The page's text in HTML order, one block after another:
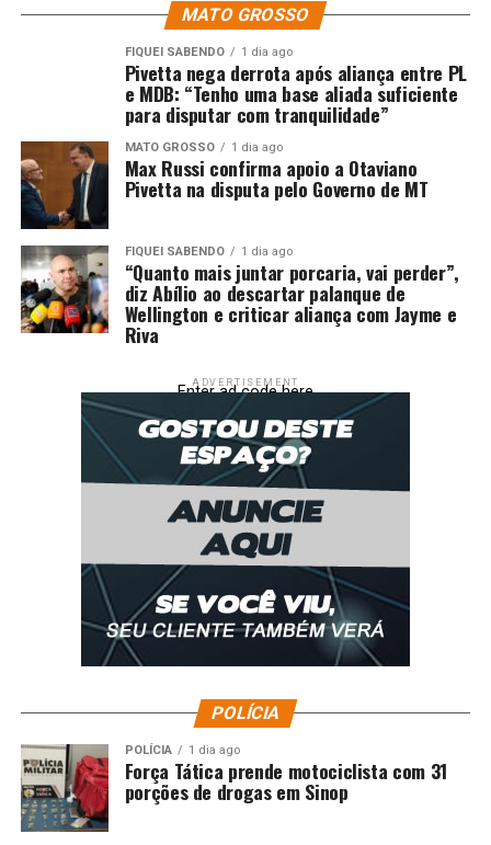
MATO GROSSO
FIQUEI SABENDO 1 dia ago
Pivetta nega derrota após aliança entre PL
e MDB: “Tenho uma base aliada suficiente
para disputar com tranquilidade”
MATO GROSSO 1 dia ago
Max Russi confirma apoio a Otaviano
Pivetta na disputa pelo Governo de MT
FIQUEI SABENDO 1 dia ago
“Quanto mais juntar porcaria, vai perder”,
diz Abílio ao descartar palanque de
Wellington e criticar aliança com Jayme e
Riva
ADVERTISEMENT
Enter ad code here
POLÍCIA
POLÍCIA 1 dia ago
Força Tática prende motociclista com 31
porções de drogas em Sinop